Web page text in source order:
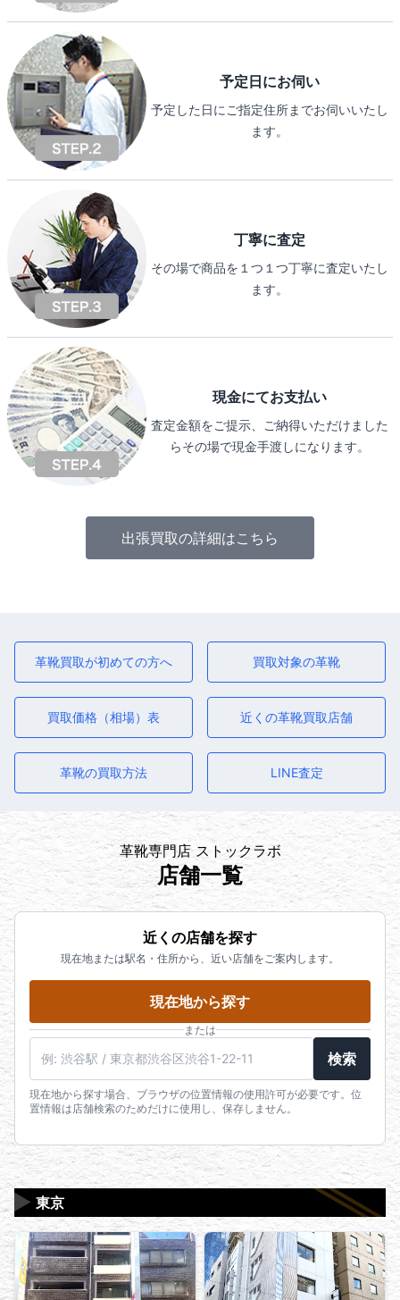
予定日にお伺い
予定した日にご指定住所までお伺いいたし
ます。
丁寧に査定
その場で商品を１つ１つ丁寧に査定いたし
ます。
現金にてお支払い
査定金額をご提示、ご納得いただけました
らその場で現金手渡しになります。
出張買取の詳細はこちら
革靴買取が初めての方へ 買取対象の革靴
買取価格（相場）表 近くの革靴買取店舗
革靴の買取方法 LINE査定
革靴専門店 ストックラボ
店舗一覧
近くの店舗を探す
現在地または駅名・住所から、近い店舗をご案内します。
現在地から探す
または
検索
現在地から探す場合、ブラウザの位置情報の使用許可が必要です。位
置情報は店舗検索のためだけに使用し、保存しません。
東京
▶